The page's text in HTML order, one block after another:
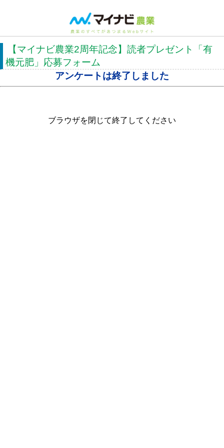
【マイナビ農業2周年記念】読者プレゼント「有
機元肥」応募フォーム
アンケートは終了しました
ブラウザを閉じて終了してください